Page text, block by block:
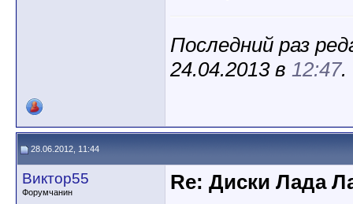
Последний раз
24.04.2013 в 12:47.
28.06.2012, 11:44
Виктор55
Форумчанин
Re: Диски Лада